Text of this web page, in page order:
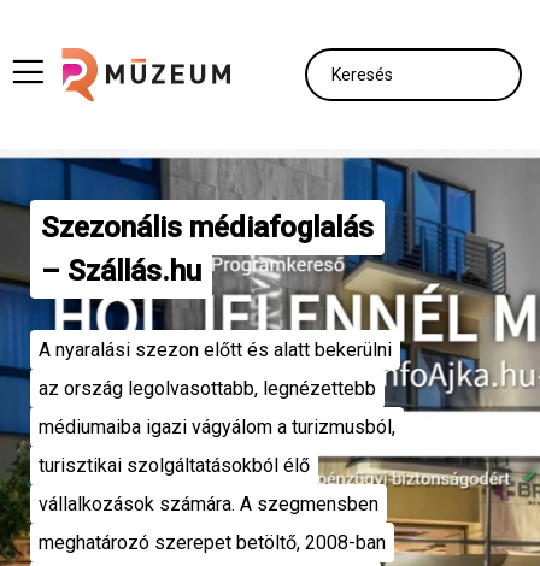
Szezonális médiafoglalás
– Szállás.hu
A nyaralási szezon előtt és alatt bekerülni
az ország legolvasottabb, legnézettebb
médiumaiba igazi vágyálom a turizmusból,
turisztikai szolgáltatásokból élő
vállalkozások számára. A szegmensben
meghatározó szerepet betöltő, 2008-ban